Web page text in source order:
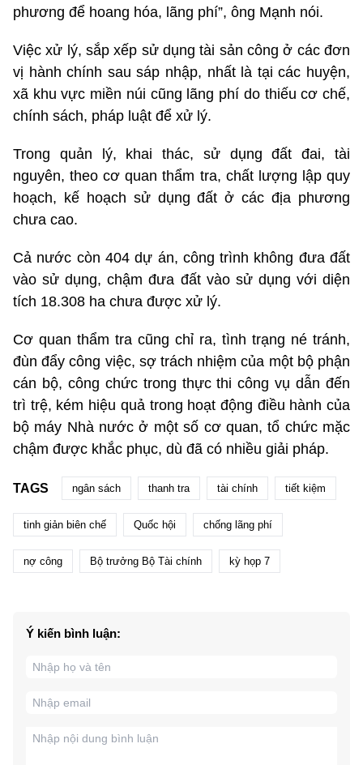
phương để hoang hóa, lãng phí”, ông Mạnh nói.
Việc xử lý, sắp xếp sử dụng tài sản công ở các đơn
vị hành chính sau sáp nhập, nhất là tại các huyện,
xã khu vực miền núi cũng lãng phí do thiếu cơ chế,
chính sách, pháp luật để xử lý.
Trong quản lý, khai thác, sử dụng đất đai, tài
nguyên, theo cơ quan thẩm tra, chất lượng lập quy
hoạch, kế hoạch sử dụng đất ở các địa phương
chưa cao.
Cả nước còn 404 dự án, công trình không đưa đất
vào sử dụng, chậm đưa đất vào sử dụng với diện
tích 18.308 ha chưa được xử lý.
Cơ quan thẩm tra cũng chỉ ra, tình trạng né tránh,
đùn đẩy công việc, sợ trách nhiệm của một bộ phận
cán bộ, công chức trong thực thi công vụ dẫn đến
trì trệ, kém hiệu quả trong hoạt động điều hành của
bộ máy Nhà nước ở một số cơ quan, tổ chức mặc
chậm được khắc phục, dù đã có nhiều giải pháp.
TAGS ngân sách thanh tra tài chính tiết kiệm
tinh giản biên chế Quốc hội chống lãng phí
nợ công Bộ trưởng Bộ Tài chính kỳ họp 7
Ý kiến bình luận: